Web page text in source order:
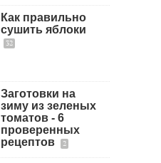
Как правильно
сушить яблоки
32
Заготовки на
зиму из зеленых
томатов - 6
проверенных
рецептов
2